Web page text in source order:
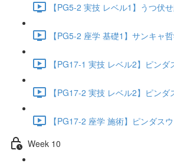
【PG5-2 実技 レベル1】うつ伏
【PG5-2 座学 基礎1】サンキャ
【PG17-1 実技 レベル2】ピン
【PG17-2 実技 レベル2】ピン
【PG17-2 座学 施術】ピンダス
Week 10